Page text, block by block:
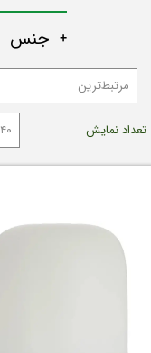
جنس
مرتبط‌ترین
تعداد نمایش ۴۰